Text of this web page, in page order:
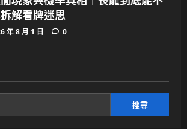
解看牌迷思
年 8 月 1 日 0
搜尋